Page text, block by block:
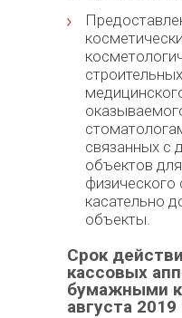
связанных с
объектов
физического
касательно
объекты.
Срок
кассовых
бумажными
августа